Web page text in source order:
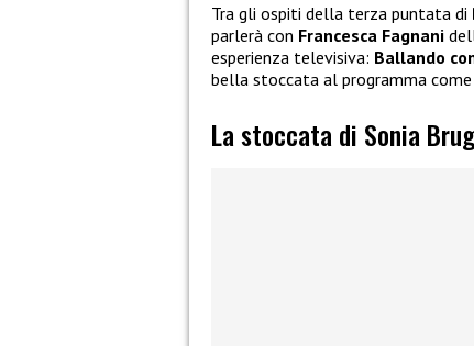
Tra gli ospiti della terza puntata di
parlerà con Francesca Fagnani
esperienza televisiva: Ballando
bella stoccata al programma
La stoccata di Sonia